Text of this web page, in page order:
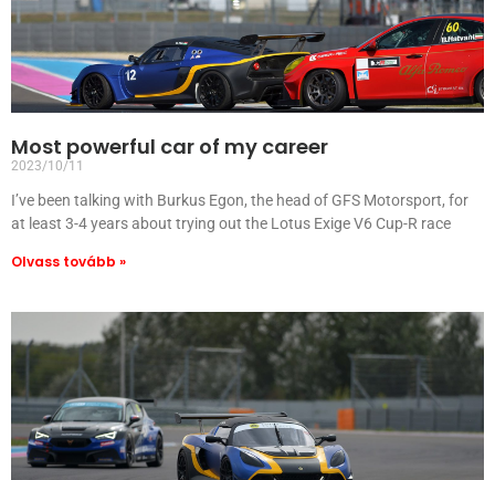
Most powerful car of my career
2023/10/11
I’ve been talking with Burkus Egon, the head of GFS Motorsport, for
at least 3-4 years about trying out the Lotus Exige V6 Cup-R race
Olvass tovább »